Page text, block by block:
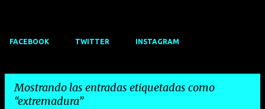
FACEBOOK TWITTER INSTAGRAM
Mostrando las entradas etiquetadas como
extremadura